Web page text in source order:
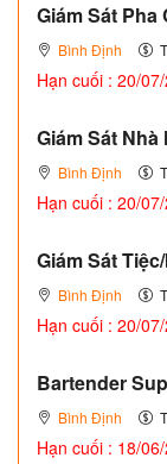
Giám Sát Pha
Bình Định
Hạn cuối : 20/
Giám Sát
Bình Định
Hạn cuối : 20/
Giám Sát
Bình Định
Hạn cuối : 20/
Bartender
Bình Định
Hạn cuối : 18/